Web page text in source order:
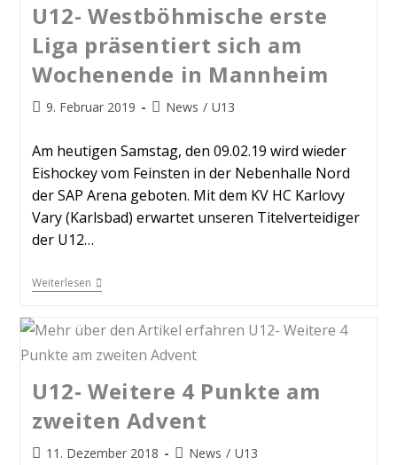
U12- Westböhmische erste
Liga präsentiert sich am
Wochenende in Mannheim
9. Februar 2019 News / U13
Am heutigen Samstag, den 09.02.19 wird wieder
Eishockey vom Feinsten in der Nebenhalle Nord
der SAP Arena geboten. Mit dem KV HC Karlovy
Vary (Karlsbad) erwartet unseren Titelverteidiger
der U12…
Weiterlesen
U12- Weitere 4 Punkte am
zweiten Advent
11. Dezember 2018 News / U13